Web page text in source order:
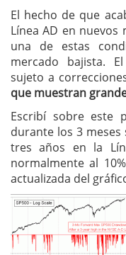
El hecho de que
Línea AD en
una de estas
mercado bajista.
sujeto a
que muestran
Escribí sobre este
durante los 3
tres años en la
normalmente al
actualizada del